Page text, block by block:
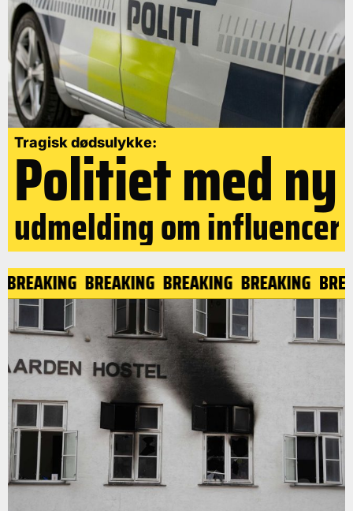
Tragisk dødsulykke:
Politiet med ny
udmelding om influencer
BREAKING BREAKING BREAKING BREAKING